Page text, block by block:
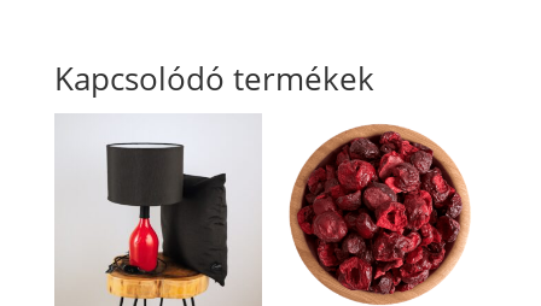
Kapcsolódó termékek